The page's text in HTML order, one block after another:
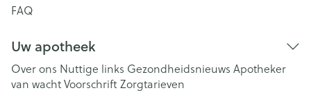
FAQ
Uw apotheek
Over ons Nuttige links Gezondheidsnieuws Apotheker
van wachtVoorschriftZorgtarieven